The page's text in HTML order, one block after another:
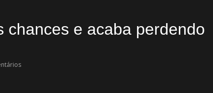
chances e acaba perdendo